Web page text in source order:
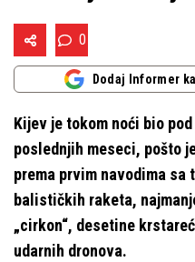
0
Dodaj Informer
Kijev je tokom noći bio
poslednjih meseci, pošto
prema prvim navodima sa
balističkih raketa,
„cirkon“, desetine
udarnih dronova.